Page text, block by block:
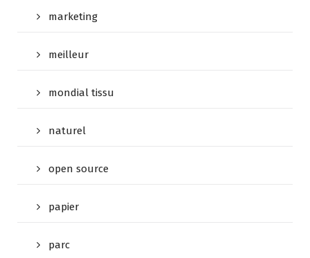
marketing
meilleur
mondial tissu
naturel
open source
papier
parc